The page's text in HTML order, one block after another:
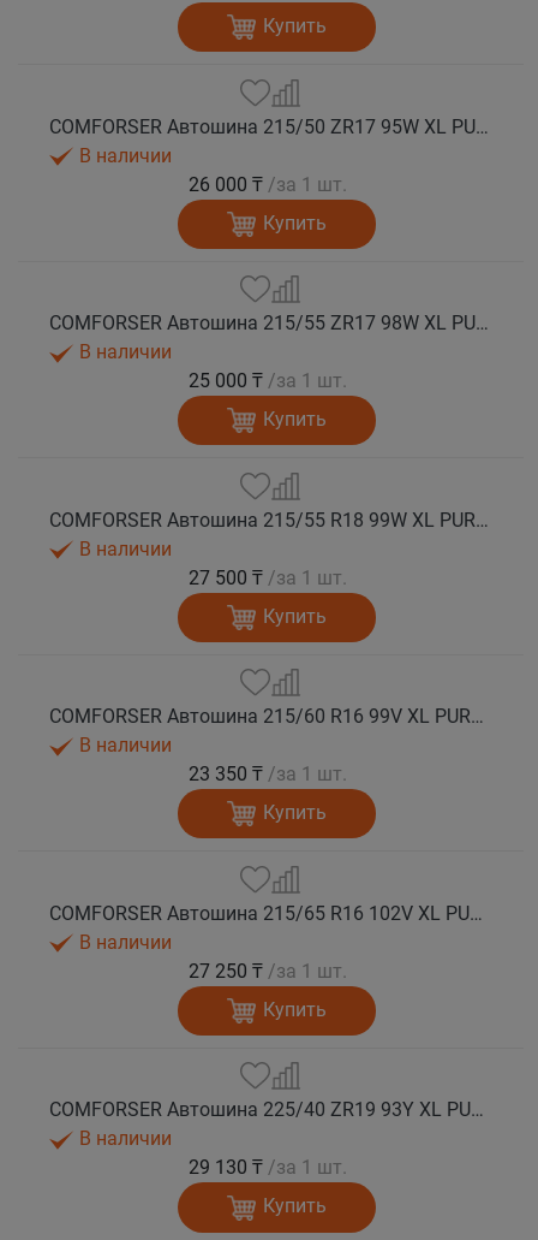
Купить
COMFORSER Автошина 215/50 ZR17 95W XL PURESPEED лето
В наличии
26 000 ₸ /за 1 шт.
Купить
COMFORSER Автошина 215/55 ZR17 98W XL PURESPEED лето
В наличии
25 000 ₸ /за 1 шт.
Купить
COMFORSER Автошина 215/55 R18 99W XL PURESPEED лето
В наличии
27 500 ₸ /за 1 шт.
Купить
COMFORSER Автошина 215/60 R16 99V XL PURESPEED лето
В наличии
23 350 ₸ /за 1 шт.
Купить
COMFORSER Автошина 215/65 R16 102V XL PURESPEED лето
В наличии
27 250 ₸ /за 1 шт.
Купить
COMFORSER Автошина 225/40 ZR19 93Y XL PURESPEED лето
В наличии
29 130 ₸ /за 1 шт.
Купить